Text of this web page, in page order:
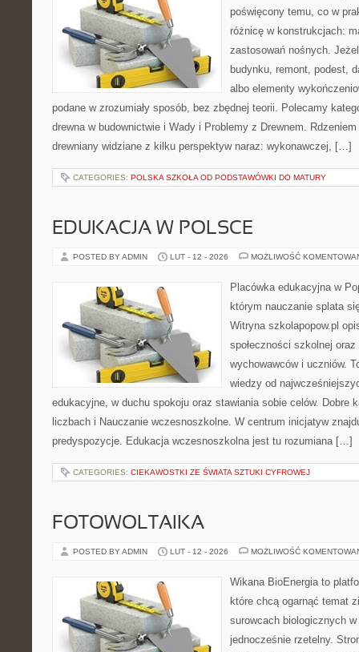
poświęcony temu, co w
różnicę w konstrukcjach:
zastosowań nośnych.
budynku, remont, podest,
albo elementy
podane w zrozumiały sposób, bez zbędnej teorii. Polecamy
drewna w budownictwie i Wady i Problemy z Drewnem.
drewniany widziane z kilku perspektyw naraz: wykonawczej, […]
CATEGORIES: POLSKA SZKOŁA OD PODSTAWÓWKI DO MATURY
EDUKACJA W POLSCE
POSTED BY ADMIN LUT - 12 - 2026 MOŻLIWOŚĆ
Placówka edukacyjna w
którym nauczanie splata
Witryna szkolapopow.pl
społeczności szkolnej
wychowawców i uczniów.
wiedzy od
edukacyjne, w duchu spokoju oraz stawiania sobie celów. Dobre
liczbach i Nauczanie wczesnoszkolne. W centrum inicjatyw
predyspozycje. Edukacja wczesnoszkolna jest tu rozumiana […]
CATEGORIES: CIEKAWOSTKI ZE ŚWIATA SZTUKI CYFROWEJ
FOTOWOLTAIKA
POSTED BY ADMIN LUT - 12 - 2026 MOŻLIWOŚĆ
Wikana BioEnergia to
które chcą ogarnąć temat
surowcach biologicznych
jednocześnie rzetelny.